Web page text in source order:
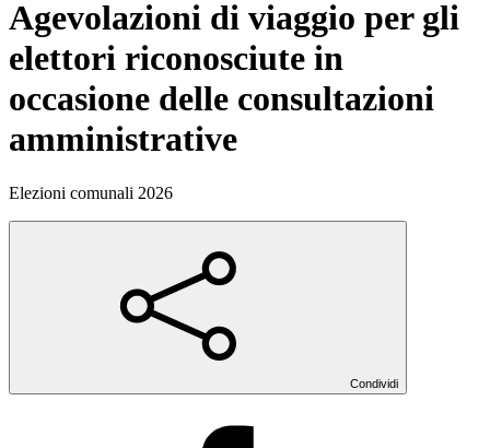
Agevolazioni di viaggio per gli
elettori riconosciute in
occasione delle consultazioni
amministrative
Elezioni comunali 2026
Condividi